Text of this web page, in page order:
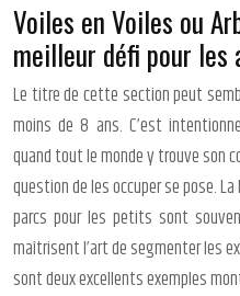
Voiles en Voiles ou
meilleur défi pour les
Le titre de cette section peut
moins de 8 ans. C’est
quand tout le monde y trouve son
question de les occuper se pose.
parcs pour les petits sont
maîtrisent l’art de segmenter les
sont deux excellents exemples